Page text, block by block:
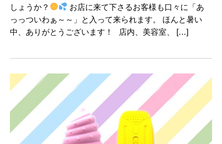
しょうか？
お店に来て下さるお客様も口々に「あ
っっついわぁ～～」と入って来られます。 ほんと暑い
中、ありがとうございます！ 店内、美容室、 […]